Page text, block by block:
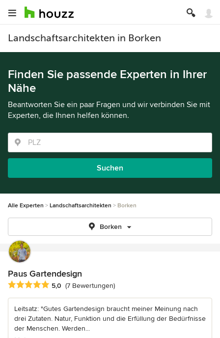
Landschaftsarchitekten in Borken
Finden Sie passende Experten in Ihrer
Nähe
Beantworten Sie ein paar Fragen und wir verbinden Sie mit
Experten, die Ihnen helfen können.
Suchen
Alle Experten Landschaftsarchitekten Borken
Borken
Paus Gartendesign
Durchschnittliche Bewertung: 5 von 5 Sternen
5,0 (7 Bewertungen)
Leitsatz: "Gutes Gartendesign braucht meiner Meinung nach
drei Zutaten. Natur, Funktion und die Erfüllung der Bedürfnisse
der Menschen. Werden...